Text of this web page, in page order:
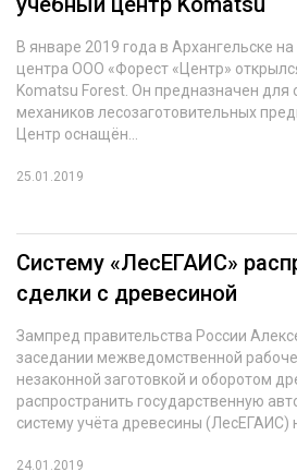
МЕБЕЛЬНОЕ ПРОИЗВОДСТВО
В январе 2019 года в Архангельске на
центра ООО «Форест «Центр»
Komatsu Forest. Он предназначен для
механиков лесозаготовительных
Центр оснащён...
25.01.2019
Систему «ЛесЕГАИС»
сделки с древесиной
Зампред правительства России
заседании межведомственной
незаконной заготовкой и оборотом
распространить государственную
систему учёта древесины (ЛесЕГАИС)
24.01.2019